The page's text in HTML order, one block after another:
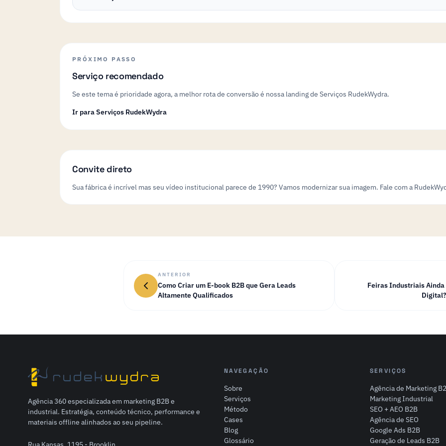
PRÓXIMO PASSO
Serviço recomendado
Se este tema é prioridade agora, a melhor rota de conversão é nossa landing de Serviços RudekWydra.
Ir para Serviços RudekWydra
Convite direto
Sua fábrica é incrível mas seu vídeo institucional parece de 1990? Vamos modernizar sua imagem. Fale com a
ANTERIOR
Como Criar um E-book B2B que Gera Leads
Altamente Qualificados
Feiras Industriais Ainda
Agência 360 especializada em marketing B2B e
industrial. Estratégia, conteúdo técnico, performance e
materiais offline alinhados ao seu pipeline.
NAVEGAÇÃO
Sobre
Serviços
Método
Cases
Blog
Glossário
SERVIÇOS
Agência de Marketing
Marketing Industrial
SEO + AEO B2B
Agência de SEO
Google Ads B2B
Geração de Leads B2B